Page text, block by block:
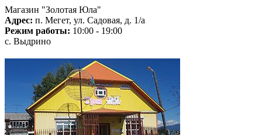
Магазин "Золотая Юла"
Адрес: п. Мегет, ул. Садовая, д. 1/а
Режим работы: 10:00 - 19:00
с. Выдрино